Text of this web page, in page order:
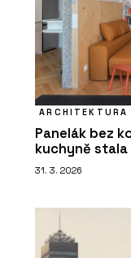
ARCHITEKTURA
Panelák bez
kuchyně
31. 3. 2026